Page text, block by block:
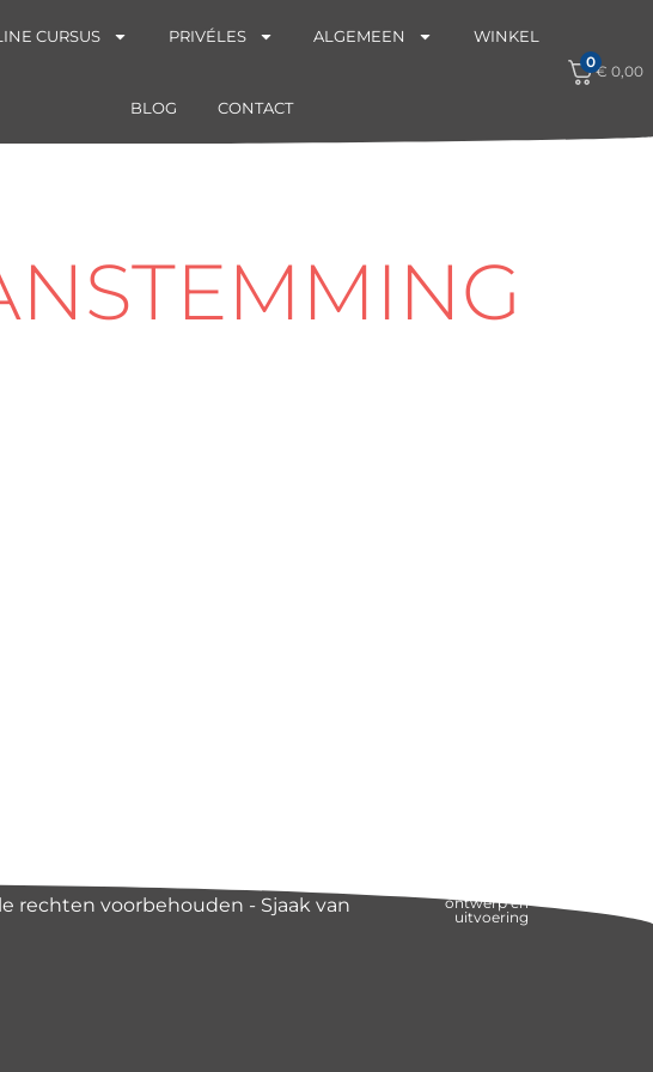
CURSUS PRIVÉLES ALGEMEEN WINKEL
BLOG CONTACT
0
€ 0,00
rechten voorbehouden - Sjaak van
ontwerp en
uitvoering